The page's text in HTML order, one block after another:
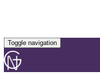
Toggle navigation